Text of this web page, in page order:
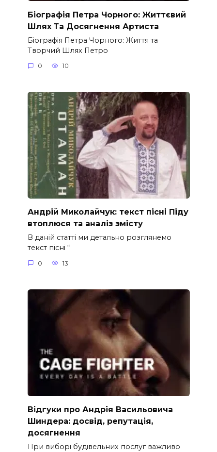
Біографія Петра Чорного: Життєвий
Шлях Та Досягнення Артиста
Біографія Петра Чорного: Життя та
Творчий Шлях Петро
0 10
Андрій Миколайчук: текст пісні Піду
втоплюся та аналіз змісту
В даній статті ми детально розглянемо
текст пісні “
0 13
Відгуки про Андрія Васильовича
Шиндера: досвід, репутація,
досягнення
При виборі будівельних послуг важливо